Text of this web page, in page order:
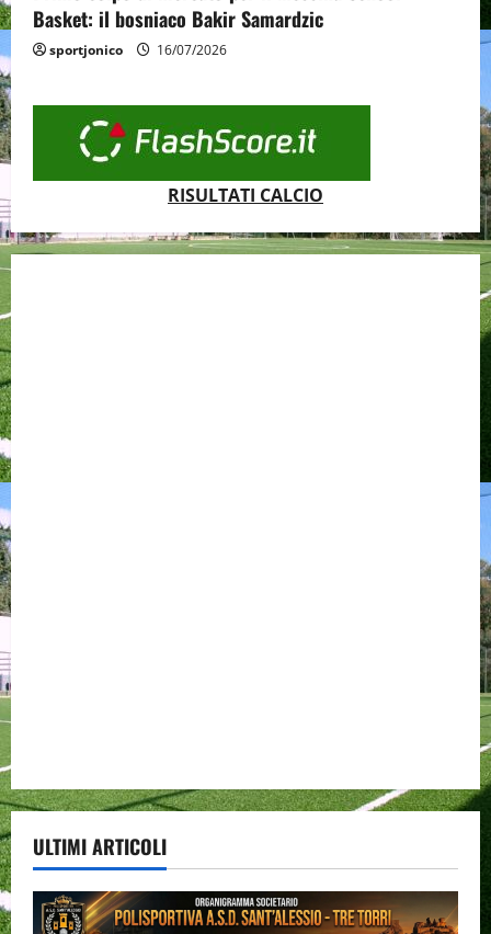
Basket: il bosniaco Bakir Samardzic
sportjonico 16/07/2026
RISULTATI CALCIO
ULTIMI ARTICOLI